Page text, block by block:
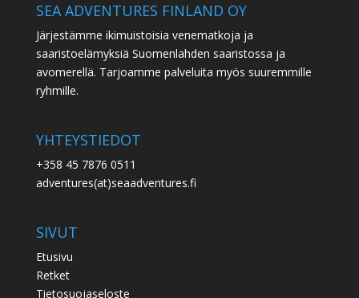
SEA ADVENTURES FINLAND OY
Järjestämme ikimuistoisia venematkoja ja
saaristoelämyksiä Suomenlahden saaristossa ja
avomerellä. Tarjoamme palveluita myös suuremmille
ryhmille.
YHTEYSTIEDOT
+358 45 7876 0511
adventures(at)seaadventures.fi
SIVUT
Etusivu
Retket
Tietosuojaseloste